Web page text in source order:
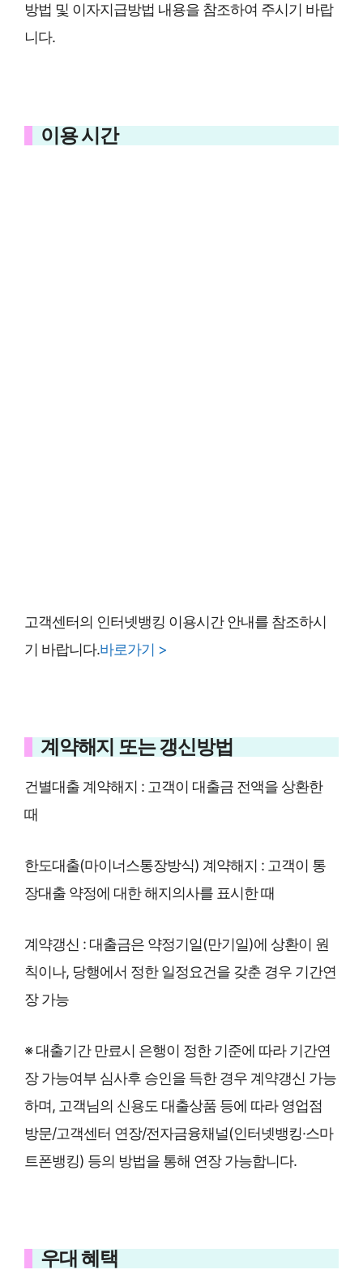
방법 및 이자지급방법 내용을 참조하여 주시기 바랍
니다.
이용 시간
고객센터의 인터넷뱅킹 이용시간 안내를 참조하시
기 바랍니다.바로가기 >
계약해지 또는 갱신방법
건별대출 계약해지 : 고객이 대출금 전액을 상환한
때
한도대출(마이너스통장방식) 계약해지 : 고객이 통
장대출 약정에 대한 해지의사를 표시한 때
계약갱신 : 대출금은 약정기일(만기일)에 상환이 원
칙이나, 당행에서 정한 일정요건을 갖춘 경우 기간연
장 가능
※ 대출기간 만료시 은행이 정한 기준에 따라 기간연
장 가능여부 심사후 승인을 득한 경우 계약갱신 가능
하며, 고객님의 신용도 대출상품 등에 따라 영업점
방문/고객센터 연장/전자금융채널(인터넷뱅킹·스마
트폰뱅킹) 등의 방법을 통해 연장 가능합니다.
우대 혜택